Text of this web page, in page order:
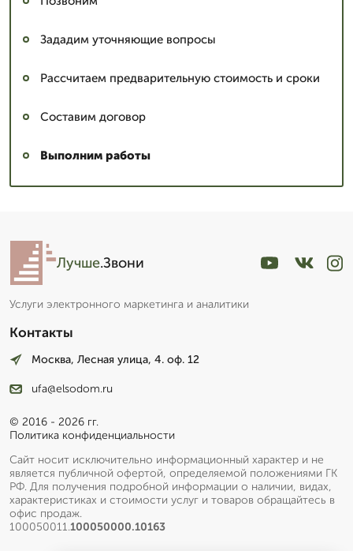
Зададим уточняющие вопросы
Рассчитаем предварительную стоимость и сроки
Составим договор
Выполним работы
Лучше.Звони
Услуги электронного маркетинга и аналитики
Контакты
Москва, Лесная улица, 4. оф. 12
ufa@elsodom.ru
© 2016 - 2026 гг.
Политика конфиденциальности
Сайт носит исключительно информационный характер и не
является публичной офертой, определяемой положениями ГК
РФ. Для получения подробной информации о наличии, видах,
характеристиках и стоимости услуг и товаров обращайтесь в
офис продаж.
100050011.100050000.10163